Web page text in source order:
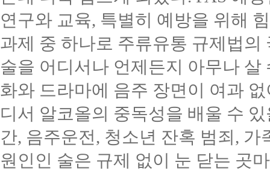
연구와 교육, 특별히 예방을 위해
과제 중 하나로 주류유통 규제법
술을 어디서나 언제든지 아무나 살
화와 드라마에 음주 장면이 여과
디서 알코올의 중독성을 배울 수
간, 음주운전, 청소년 잔혹 범죄, 가
원인인 술은 규제 없이 눈 닫는 곳